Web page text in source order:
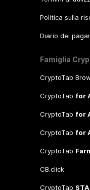
Politica sulla
Diario dei
Famiglia
CryptoTab
CryptoTab for
CryptoTab for
CryptoTab for
CryptoTab
CB.click
CryptoTab